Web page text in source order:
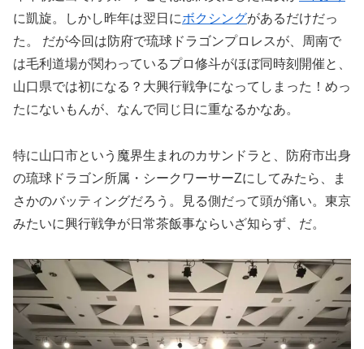
に凱旋。しかし昨年は翌日にボクシングがあるだけだっ
た。 だが今回は防府で琉球ドラゴンプロレスが、周南で
は毛利道場が関わっているプロ修斗がほぼ同時刻開催と、
山口県では初になる？大興行戦争になってしまった！めっ
たにないもんが、なんで同じ日に重なるかなあ。
特に山口市という魔界生まれのカサンドラと、防府市出身
の琉球ドラゴン所属・シークワーサーZにしてみたら、ま
さかのバッティングだろう。見る側だって頭が痛い。東京
みたいに興行戦争が日常茶飯事ならいざ知らず、だ。